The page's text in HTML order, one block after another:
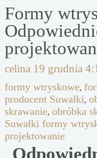
Formy
celina 19 grudnia
formy wtryskowe,
producent Suwałki,
skrawanie, obróbka
Suwałki formy
projektowanie